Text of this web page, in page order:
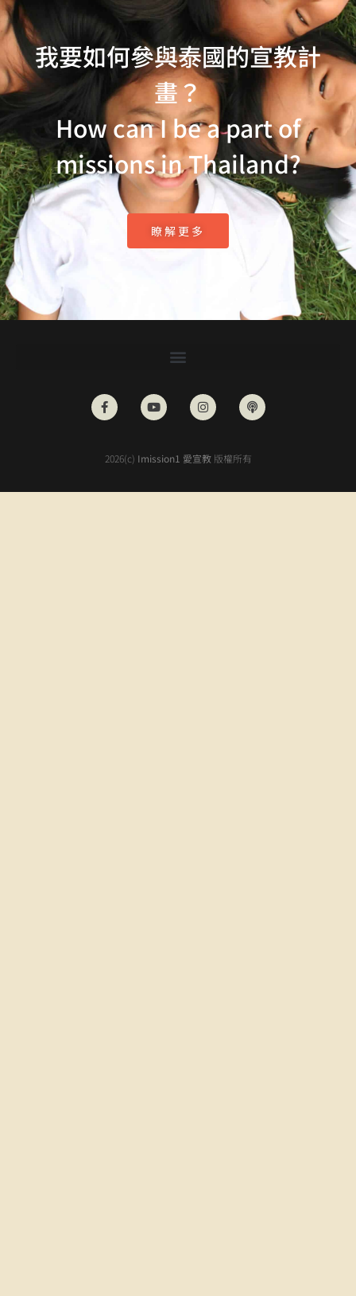
我要如何參與泰國的宣教計
畫？
How can I be a part of
missions in Thailand?
瞭解更多
2026(c) Imission1 愛宣教版權所有